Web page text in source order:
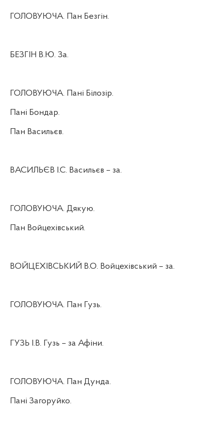
ГОЛОВУЮЧА. Пан Безгін.
БЕЗГІН В.Ю. За.
ГОЛОВУЮЧА. Пані Білозір.
Пані Бондар.
Пан Васильєв.
ВАСИЛЬЄВ І.С. Васильєв – за.
ГОЛОВУЮЧА. Дякую.
Пан Войцехівський.
ВОЙЦЕХІВСЬКИЙ В.О. Войцехівський – за.
ГОЛОВУЮЧА. Пан Гузь.
ГУЗЬ І.В. Гузь – за Афіни.
ГОЛОВУЮЧА. Пан Дунда.
Пані Загоруйко.